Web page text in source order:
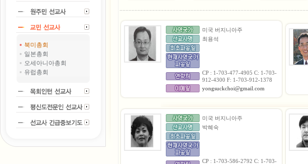
북미총회
일본총회
오세아니아총회
유럽총회
미국 버지니아주
최용석
CP : 1-703-477-4905 C: 1-703-
912-4300 F: 1-703-912-1378
yongsuckchoi@gmail.com
미국 버지니아주
박혜숙
CP : 1-703-586-2792 C: 1-703-